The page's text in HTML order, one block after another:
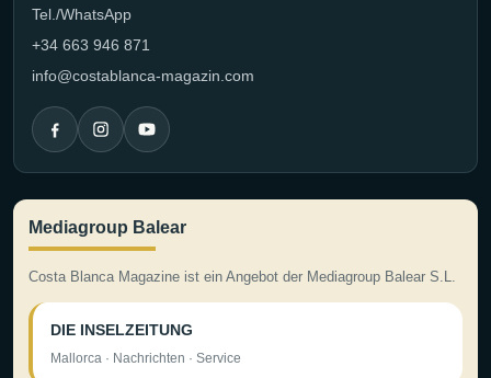
Tel./WhatsApp
+34 663 946 871
info@costablanca-magazin.com
Mediagroup Balear
Costa Blanca Magazine ist ein Angebot der Mediagroup Balear S.L.
DIE INSELZEITUNG
Mallorca · Nachrichten · Service